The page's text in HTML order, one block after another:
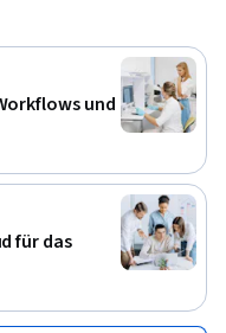
Innovation in Einklang
und
für das